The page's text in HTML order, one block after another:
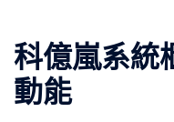
科億嵐系統
動能